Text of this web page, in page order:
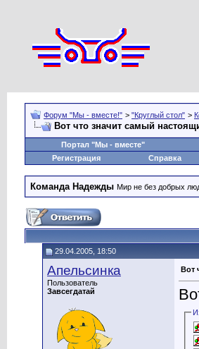
Форум "Мы - вместе!" > "Круглый стол" >
Вот что значит самый
Портал "Мы - вместе"
Регистрация
Справка
Команда Надежды Мир не без добрых
29.04.2005, 18:50
Апельсинка
Пользователь
Завсегдатай
Вот